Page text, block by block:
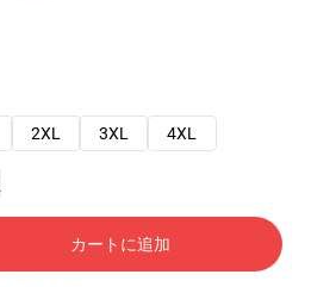
2XL 3XL 4XL
カートに追加